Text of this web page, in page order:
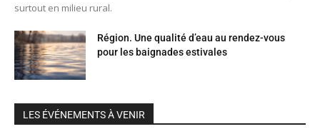
surtout en milieu rural.
Région. Une qualité d’eau au rendez-vous
pour les baignades estivales
LES ÉVÉNEMENTS À VENIR